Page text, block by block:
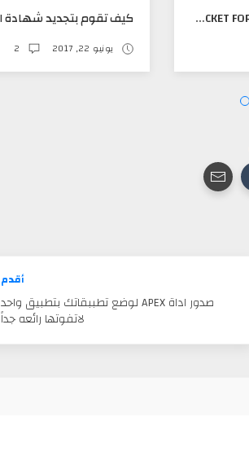
أداة ROCKET FOR INSTAGRAM لمعرفة من يتابعك من لا يتابعك في أنستقرام ولكثير
يونيو 22, 2017 2
أقدم
صدور اداة APEX لوضع تطببقاتك بتطبيق واحد
لاتفوتها رائعه جداً